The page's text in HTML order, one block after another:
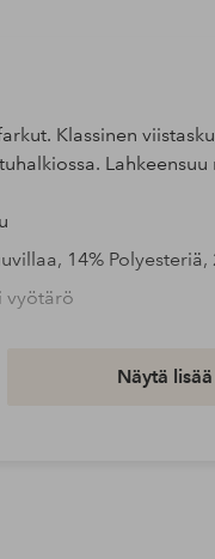
Klassinen
Lahkeensuu
14% Polyesteriä,
vyötärö
Näytä lisää